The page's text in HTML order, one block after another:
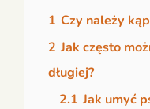
1 Czy należy
2 Jak często
długiej?
2.1 Jak umyć